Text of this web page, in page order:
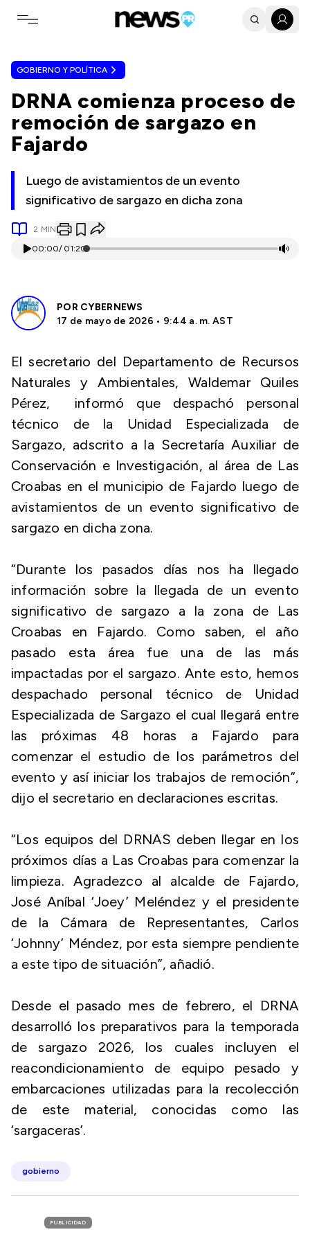
Toggle navigation menu
GOBIERNO Y POLÍTICA
DRNA comienza proceso de
remoción de sargazo en
Fajardo
Luego de avistamientos de un evento
significativo de sargazo en dicha zona
2 MIN
00:00/ 01:20
POR CYBERNEWS
17 de mayo de 2026 • 9:44 a. m. AST
El secretario del Departamento de Recursos
Naturales y Ambientales, Waldemar Quiles
Pérez, informó que despachó personal
técnico de la Unidad Especializada de
Sargazo, adscrito a la Secretaría Auxiliar de
Conservación e Investigación, al área de Las
Croabas en el municipio de Fajardo luego de
avistamientos de un evento significativo de
sargazo en dicha zona.
“Durante los pasados días nos ha llegado
información sobre la llegada de un evento
significativo de sargazo a la zona de Las
Croabas en Fajardo. Como saben, el año
pasado esta área fue una de las más
impactadas por el sargazo. Ante esto, hemos
despachado personal técnico de Unidad
Especializada de Sargazo el cual llegará entre
las próximas 48 horas a Fajardo para
comenzar el estudio de los parámetros del
evento y así iniciar los trabajos de remoción”,
dijo el secretario en declaraciones escritas.
“Los equipos del DRNAS deben llegar en los
próximos días a Las Croabas para comenzar la
limpieza. Agradezco al alcalde de Fajardo,
José Aníbal ‘Joey’ Meléndez y el presidente
de la Cámara de Representantes, Carlos
‘Johnny’ Méndez, por esta siempre pendiente
a este tipo de situación”, añadió.
Desde el pasado mes de febrero, el DRNA
desarrolló los preparativos para la temporada
de sargazo 2026, los cuales incluyen el
reacondicionamiento de equipo pesado y
embarcaciones utilizadas para la recolección
de este material, conocidas como las
‘sargaceras’.
gobierno
PUBLICIDAD